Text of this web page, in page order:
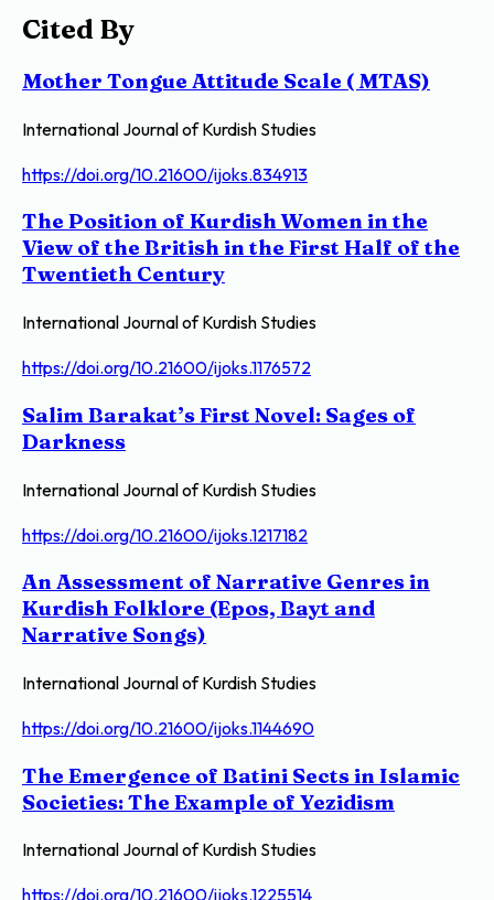
Cited By
Mother Tongue Attitude Scale ( MTAS)
International Journal of Kurdish Studies
https://doi.org/10.21600/ijoks.834913
The Position of Kurdish Women in the
View of the British in the First Half of the
Twentieth Century
International Journal of Kurdish Studies
https://doi.org/10.21600/ijoks.1176572
Salim Barakat’s First Novel: Sages of
Darkness
International Journal of Kurdish Studies
https://doi.org/10.21600/ijoks.1217182
An Assessment of Narrative Genres in
Kurdish Folklore (Epos, Bayt and
Narrative Songs)
International Journal of Kurdish Studies
https://doi.org/10.21600/ijoks.1144690
The Emergence of Batini Sects in Islamic
Societies: The Example of Yezidism
International Journal of Kurdish Studies
https://doi.org/10.21600/ijoks.1225514